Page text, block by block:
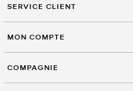
SERVICE CLIENT
MON COMPTE
COMPAGNIE